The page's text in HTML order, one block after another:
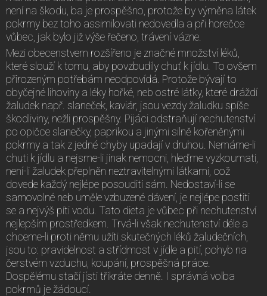
není na škodu, ba je prospěšno, protože by výměna látek
pokrmy bez toho assimilovati nedovedla a při horečce
vůbec, jak bylo již výše řečeno, trávení vázne.
Mezi obecenstvem rozšířeno je značné množství léků,
které slouží k tomu, aby povzbudily chuť k jídlu. To ovšem
přirozeným potřebám neodpovídá. Protože bývají to
obyčejné lihoviny a léky hořké, neb ostré látky, které dráždí
žaludek např. slaneček, kaviár, jsou vezdy žaludku spíše
škodliviny, nežli prospěšny. Pijáci odstraňují nechutenství
po opičce slanečky, paprikou a jinými silně kořeněnými
pokrmy a tak z jedné chyby upadají v druhou. Nemáme-li
chuti k jídlu a nejsme-li jinak nemocni, hleďme vyzkoumati,
není-li žaludek přeplněn neztravitelnými látkami, což
dovede každý nejlépe posouditi sám. Nedostaví-li se
samovolné neb uměle vzbuzené dávení, je nejlépe postiti
se a nejvýš píti vodu. Tato dieta je vůbec při nechutenství
nejlepším prostředkem. Trvá-li však nechutenství déle a
chceme-li proti němu užíti skutečných léků žaludečních,
jsou to: pravidelnost a střídmost v jídle a pití, pohyb na
čerstvém vzduchu, koupání, prospěšná práce.
Dospělému stačí jísti třikráte denně. I správná volba
pokrmů je žádoucí.